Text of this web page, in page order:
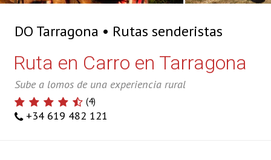
DO Tarragona Rutas senderistas
Ruta en Carro en Tarragona
Sube a lomos de una experiencia rural
(4)
+34 619 482 121